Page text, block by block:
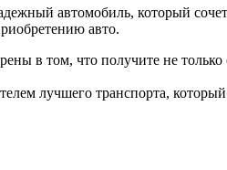
автомобиль, который
авто.
в том, что получите не
лучшего транспорта,